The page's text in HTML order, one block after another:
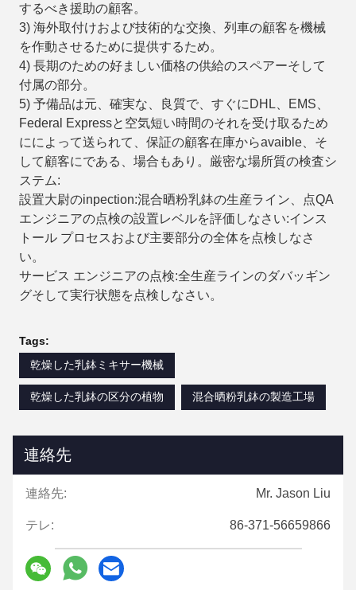
するべき援助の顧客。
3) 海外取付けおよび技術的な交換、列車の顧客を機械
を作動させるために提供するため。
4) 長期のための好ましい価格の供給のスペアーそして
付属の部分。
5) 予備品は元、確実な、良質で、すぐにDHL、EMS、
Federal Expressと空気短い時間のそれを受け取るため
にによって送られて、保証の顧客在庫からavaible、そ
して顧客にである、場合もあり。厳密な場所質の検査シ
ステム:
設置大尉のinpection:混合晒粉乳鉢の生産ライン、点QA
エンジニアの点検の設置レベルを評価しなさい:インス
トール プロセスおよび主要部分の全体を点検しなさ
い。
サービス エンジニアの点検:全生産ラインのダバッギン
グそして実行状態を点検しなさい。
Tags:
乾燥した乳鉢ミキサー機械
乾燥した乳鉢の区分の植物 混合晒粉乳鉢の製造工場
連絡先
連絡先: Mr. Jason Liu
テレ: 86-371-56659866